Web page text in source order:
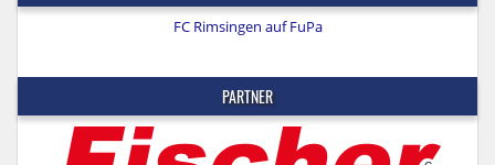
FC Rimsingen auf FuPa
PARTNER